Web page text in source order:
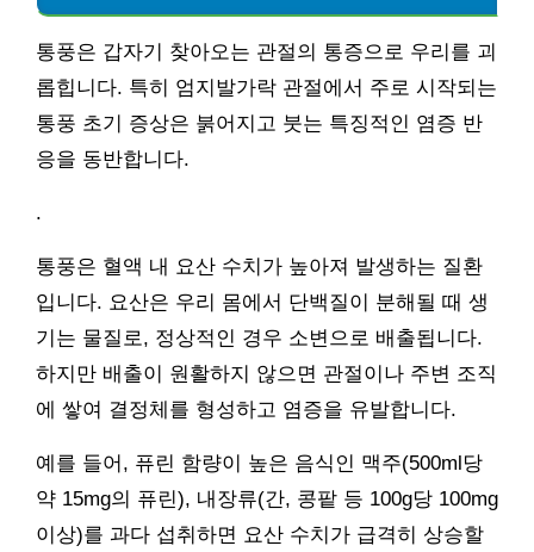
통풍은 갑자기 찾아오는 관절의 통증으로 우리를 괴
롭힙니다. 특히 엄지발가락 관절에서 주로 시작되는
통풍 초기 증상은 붉어지고 붓는 특징적인 염증 반
응을 동반합니다.
.
통풍은 혈액 내 요산 수치가 높아져 발생하는 질환
입니다. 요산은 우리 몸에서 단백질이 분해될 때 생
기는 물질로, 정상적인 경우 소변으로 배출됩니다.
하지만 배출이 원활하지 않으면 관절이나 주변 조직
에 쌓여 결정체를 형성하고 염증을 유발합니다.
예를 들어, 퓨린 함량이 높은 음식인 맥주(500ml당
약 15mg의 퓨린), 내장류(간, 콩팥 등 100g당 100mg
이상)를 과다 섭취하면 요산 수치가 급격히 상승할